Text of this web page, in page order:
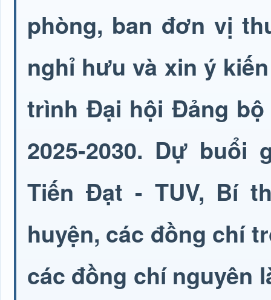
phòng, ban đơn vị
nghỉ hưu và xin ý
trình Đại hội Đảng bộ
2025-2030. Dự buổi
Tiến Đạt - TUV, Bí
huyện, các đồng chí
các đồng chí nguyên